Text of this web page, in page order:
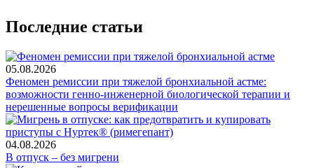
Последние статьи
05.08.2026
Феномен ремиссии при тяжелой бронхиальной астме:
возможности генно-инженерной биологической терапии и
нерешенные вопросы верификации
04.08.2026
В отпуск – без мигрени